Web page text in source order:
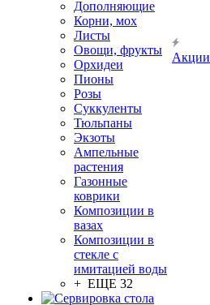
Дополняющие
Корни, мох
Листы
Овощи, фрукты
Орхидеи
Пионы
Розы
Суккуленты
Тюльпаны
Экзоты
Ампельные
растения
Газонные
коврики
Композиции в
вазах
Композиции в
стекле с
имитацией воды
+ ЕЩЕ 32
Акции